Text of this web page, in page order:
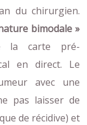
du chirurgien.
bimodale »
la carte pré-
en direct. Le
avec une
pas laisser de
de récidive) et